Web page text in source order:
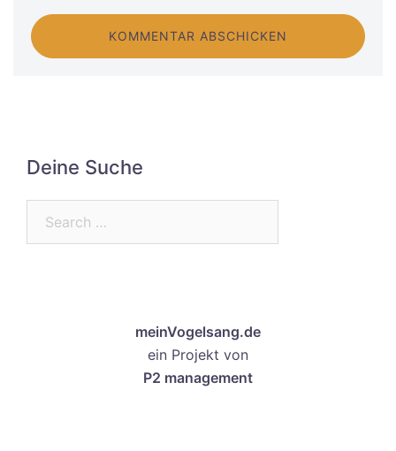
Deine Suche
meinVogelsang.de
ein Projekt von
P2 management